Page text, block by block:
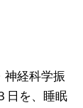
神経科学振
日を、睡眠